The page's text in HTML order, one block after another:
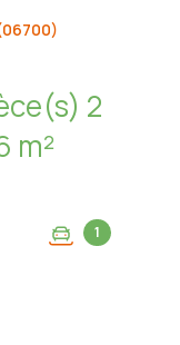
chambre(s) 66 m²
1